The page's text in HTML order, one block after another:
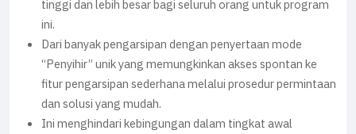
tinggi dan lebih besar bagi seluruh orang untuk program
ini.
Dari banyak pengarsipan dengan penyertaan mode
“Penyihir” unik yang memungkinkan akses spontan ke
fitur pengarsipan sederhana melalui prosedur permintaan
dan solusi yang mudah.
Ini menghindari kebingungan dalam tingkat awal